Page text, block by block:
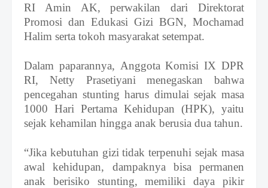
RI Amin AK,perwakilan dari Direktorat
Promosi dan Edukasi Gizi BGN, Mochamad
Halim serta tokoh masyarakat setempat.
Dalam paparannya, Anggota Komisi IX DPR
RI, Netty Prasetiyani menegaskan bahwa
pencegahan stunting harus dimulai sejak masa
1000 Hari Pertama Kehidupan (HPK), yaitu
sejak kehamilan hingga anak berusia dua tahun.
“Jika kebutuhan gizi tidak terpenuhi sejak masa
awal kehidupan, dampaknya bisa permanen
anak berisiko stunting, memiliki daya pikir